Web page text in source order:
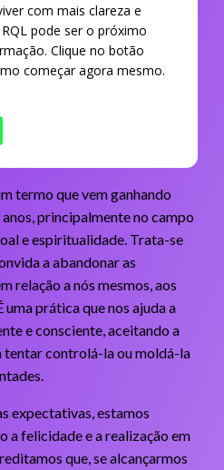
com mais clareza e
pode ser o próximo
Clique no botão
começar agora mesmo.
termo que vem ganhando
principalmente no campo
e espiritualidade. Trata-se
a abandonar as
relação a nós mesmos, aos
uma prática que nos ajuda a
e consciente, aceitando a
tentar controlá-la ou moldá-la
expectativas, estamos
a felicidade e a realização em
que, se alcançarmos